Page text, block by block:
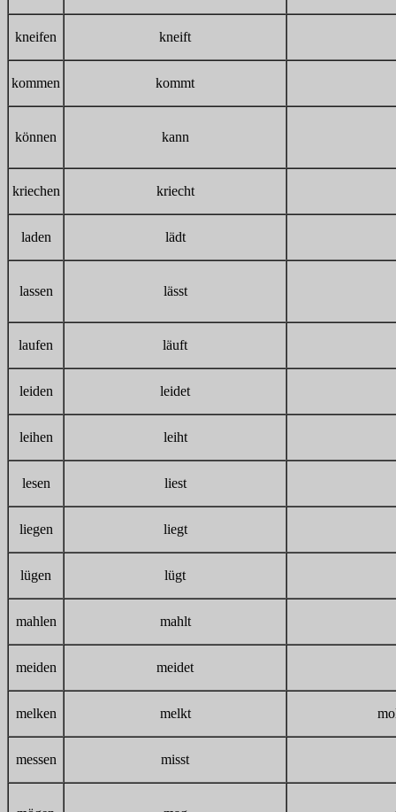
kneifen kneift
kommen kommt
können kann
kriechen kriecht
laden lädt
lassen lässt
laufen läuft
leiden leidet
leihen leiht
lesen liest
liegen liegt
lügen lügt
mahlen mahlt
meiden meidet
melken melkt
messen misst